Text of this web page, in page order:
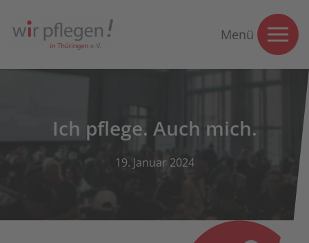
Menü
Ich pflege. Auch mich.
19. Januar 2024